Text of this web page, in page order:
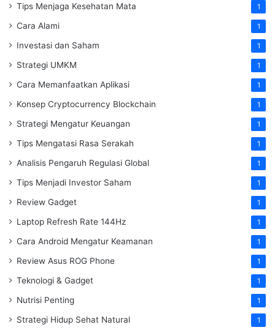
Tips Menjaga Kesehatan Mata 1
Cara Alami 1
Investasi dan Saham 1
Strategi UMKM 1
Cara Memanfaatkan Aplikasi 1
Konsep Cryptocurrency Blockchain 1
Strategi Mengatur Keuangan 1
Tips Mengatasi Rasa Serakah 1
Analisis Pengaruh Regulasi Global 1
Tips Menjadi Investor Saham 1
Review Gadget 1
Laptop Refresh Rate 144Hz 1
Cara Android Mengatur Keamanan 1
Review Asus ROG Phone 1
Teknologi & Gadget 1
Nutrisi Penting 1
Strategi Hidup Sehat Natural 1